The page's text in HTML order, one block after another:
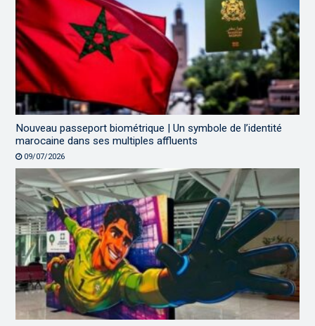
Nouveau passeport biométrique | Un symbole de l’identité
marocaine dans ses multiples affluents
09/07/2026